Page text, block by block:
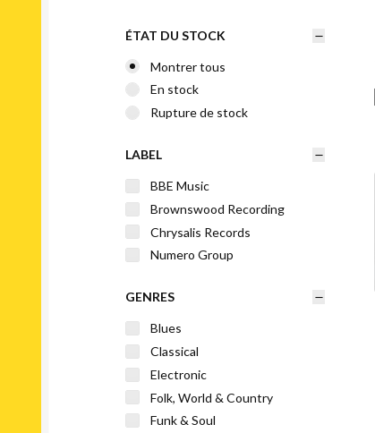
ÉTAT DU STOCK
Montrer tous
En stock
Rupture de stock
LABEL
BBE Music
Brownswood Recording
Chrysalis Records
Numero Group
GENRES
Blues
Classical
Electronic
Folk, World & Country
Funk & Soul